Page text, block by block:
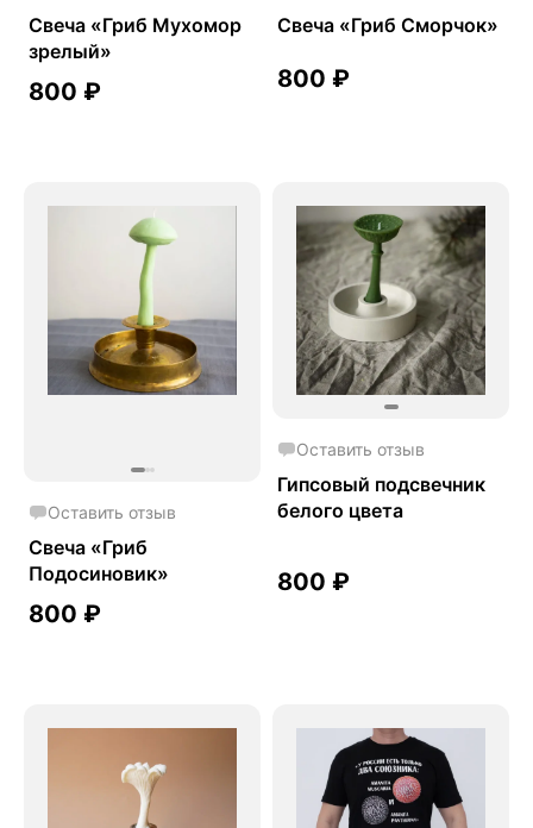
Свеча «Гриб Мухомор
зрелый»
800 ₽
Свеча «Гриб Сморчок»
800 ₽
Оставить отзыв
Свеча «Гриб
Подосиновик»
800 ₽
Оставить отзыв
Гипсовый подсвечник
белого цвета
800 ₽